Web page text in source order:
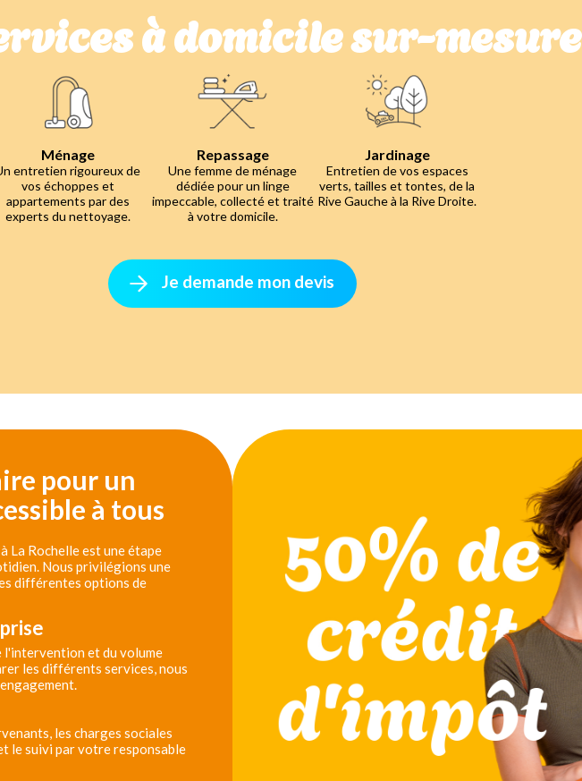
à domicile sur-mesure
Ménage
entretien rigoureux de
vos échoppes et
appartements par des
experts du nettoyage.
Repassage
Une femme de ménage
dédiée pour un linge
impeccable, collecté et traité
à votre domicile.
Jardinage
Entretien de vos espaces
verts, tailles et tontes, de la
Rive Gauche à la Rive Droite.
Je demande mon devis
pour un
à tous
La Rochelle est une étape
Nous privilégions une
différentes options de
l'intervention et du volume
les différents services, nous
les charges sociales
le suivi par votre responsable